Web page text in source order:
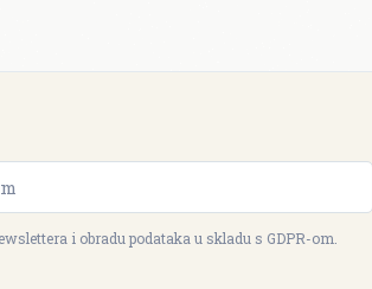
i obradu podataka u skladu s GDPR-om.